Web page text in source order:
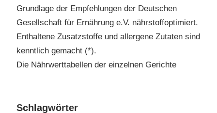
Grundlage der Empfehlungen der Deutschen
Gesellschaft für Ernährung e.V. nährstoffoptimiert.
Enthaltene Zusatzstoffe und allergene Zutaten sind
kenntlich gemacht (*).
Die Nährwerttabellen der einzelnen Gerichte
Schlagwörter